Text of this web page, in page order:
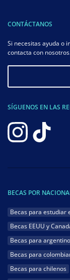
CONTÁCTANOS
Si necesitas ayuda o
contacta con
SÍGUENOS EN LAS
BECAS POR
Becas para estudiar
Becas EEUU y
Becas para
Becas para
Becas para chilenos